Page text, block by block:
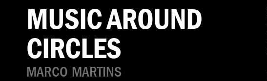
MUSIC AROUND
CIRCLES
MARCO MARTINS